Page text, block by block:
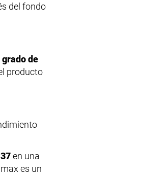
del fondo
grado de
producto
en una
es un